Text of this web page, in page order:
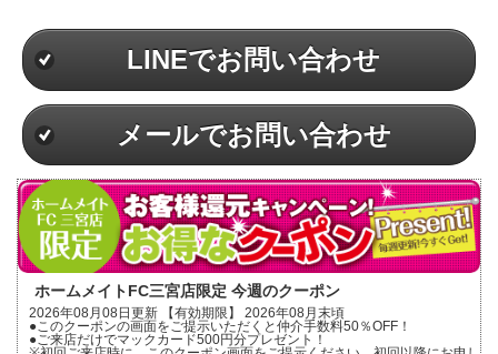
LINEでお問い合わせ
メールでお問い合わせ
ホームメイトFC三宮店限定 今週のクーポン
2026年08月08日更新 【有効期限】 2026年08月末頃
●このクーポンの画面をご提示いただくと仲介手数料50％OFF！
●ご来店だけでマックカード500円分プレゼント！